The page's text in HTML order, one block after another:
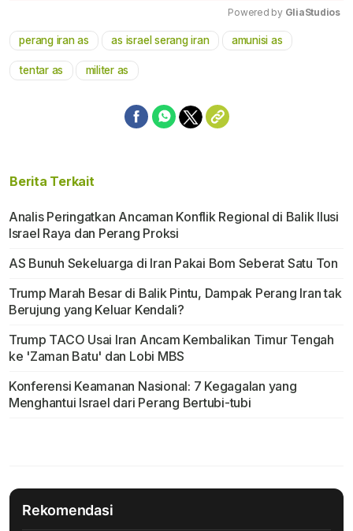
Mute
Powered by GliaStudios
perang iran as as israel serang iran amunisi as
tentar as militer as
Berita Terkait
Analis Peringatkan Ancaman Konflik Regional di Balik Ilusi
Israel Raya dan Perang Proksi
AS Bunuh Sekeluarga di Iran Pakai Bom Seberat Satu Ton
Trump Marah Besar di Balik Pintu, Dampak Perang Iran tak
Berujung yang Keluar Kendali?
Trump TACO Usai Iran Ancam Kembalikan Timur Tengah
ke 'Zaman Batu' dan Lobi MBS
Konferensi Keamanan Nasional: 7 Kegagalan yang
Menghantui Israel dari Perang Bertubi-tubi
Rekomendasi